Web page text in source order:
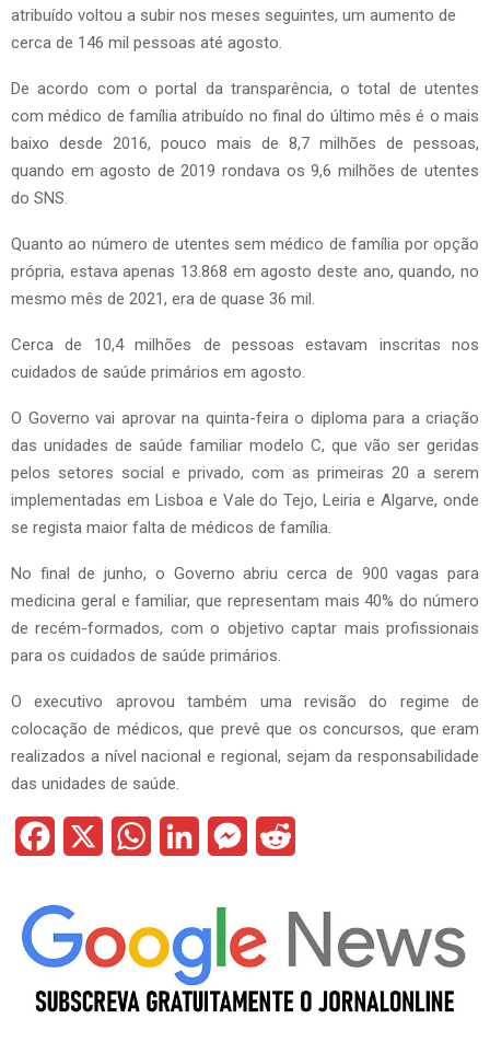
atribuído voltou a subir nos meses seguintes, um aumento de
cerca de 146 mil pessoas até agosto.
De acordo com o portal da transparência, o total de utentes
com médico de família atribuído no final do último mês é o mais
baixo desde 2016, pouco mais de 8,7 milhões de pessoas,
quando em agosto de 2019 rondava os 9,6 milhões de utentes
do SNS.
Quanto ao número de utentes sem médico de família por opção
própria, estava apenas 13.868 em agosto deste ano, quando, no
mesmo mês de 2021, era de quase 36 mil.
Cerca de 10,4 milhões de pessoas estavam inscritas nos
cuidados de saúde primários em agosto.
O Governo vai aprovar na quinta-feira o diploma para a criação
das unidades de saúde familiar modelo C, que vão ser geridas
pelos setores social e privado, com as primeiras 20 a serem
implementadas em Lisboa e Vale do Tejo, Leiria e Algarve, onde
se regista maior falta de médicos de família.
No final de junho, o Governo abriu cerca de 900 vagas para
medicina geral e familiar, que representam mais 40% do número
de recém-formados, com o objetivo captar mais profissionais
para os cuidados de saúde primários.
O executivo aprovou também uma revisão do regime de
colocação de médicos, que prevê que os concursos, que eram
realizados a nível nacional e regional, sejam da responsabilidade
das unidades de saúde.
c
e
b
t
s
k
e
M
s
e
d